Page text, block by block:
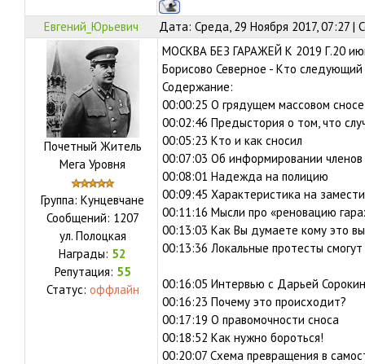
Евгений_Юрьевич Дата: Среда, 29 Ноября 2017, 07:27 |
Почетный Житель
Мега Уровня
Группа: Кунцевчане
Сообщений: 1207
ул. Полоцкая
Награды: 52
Репутация: 55
Статус: оффлайн
МОСКВА БЕЗ ГАРАЖЕЙ К 2019 Г.20
Борисово Северное - Кто
Содержание:
00:00:25 О грядущем массовом
00:02:46 Предыстория о том, что
00:05:23 Кто и как сносил
00:07:03 Об информировании членов
00:08:01 Надежда на полицию
00:09:45 Характеристика на
00:11:16 Мысли про «реновацию
00:13:03 Как Вы думаете кому это
00:13:36 Локальные протесты
00:16:05 Интервью с Дарьей
00:16:23 Почему это происходит?
00:17:19 О правомочности сноса
00:18:52 Как нужно бороться!
00:20:07 Схема превращения в